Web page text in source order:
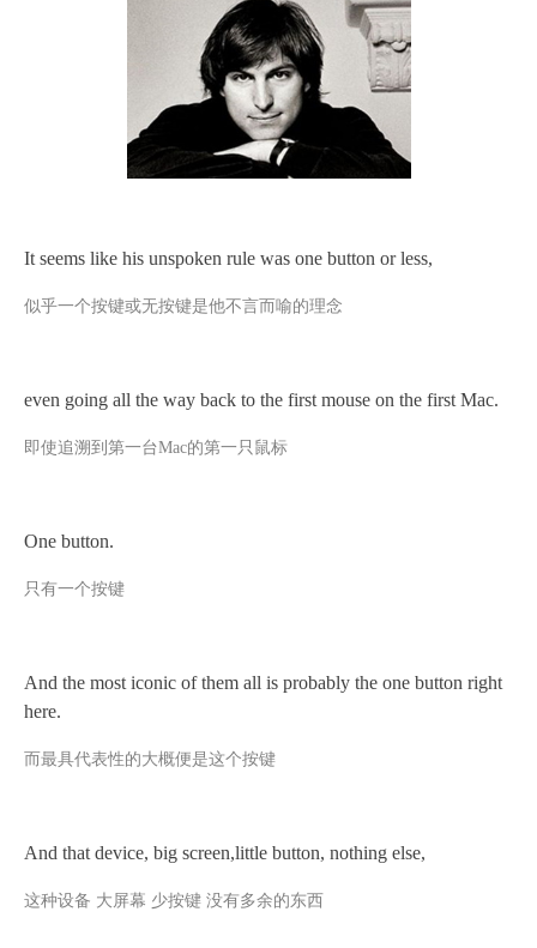
It seems like his unspoken rule was one button or less,
似乎一个按键或无按键是他不言而喻的理念
even going all the way back to the first mouse on the first Mac.
即使追溯到第一台Mac的第一只鼠标
One button.
只有一个按键
And the most iconic of them all is probably the one button right
here.
而最具代表性的大概便是这个按键
And that device, big screen,little button, nothing else,
这种设备 大屏幕 少按键 没有多余的东西